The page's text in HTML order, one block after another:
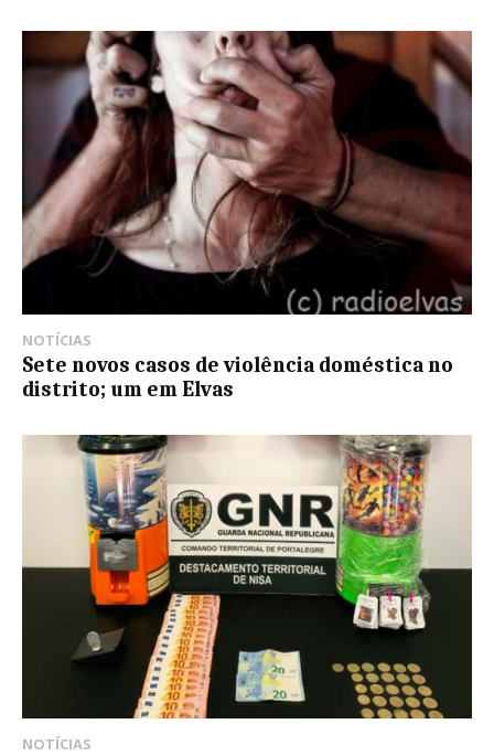
NOTÍCIAS
Sete novos casos de violência doméstica no
distrito; um em Elvas
NOTÍCIAS